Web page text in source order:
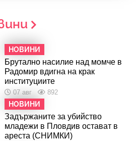
НОВИНИ
Брутално насилие над момче в
Радомир вдигна на крак
институциите
07 авг 892
НОВИНИ
Задържаните за убийство
младежи в Пловдив остават в
ареста (СНИМКИ)